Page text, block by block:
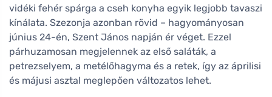
vidéki fehér spárga a cseh konyha egyik legjobb tavaszi
kínálata. Szezonja azonban rövid – hagyományosan
június 24-én, Szent János napján ér véget. Ezzel
párhuzamosan megjelennek az első saláták, a
petrezselyem, a metélőhagyma és a retek, így az áprilisi
és májusi asztal meglepően változatos lehet.